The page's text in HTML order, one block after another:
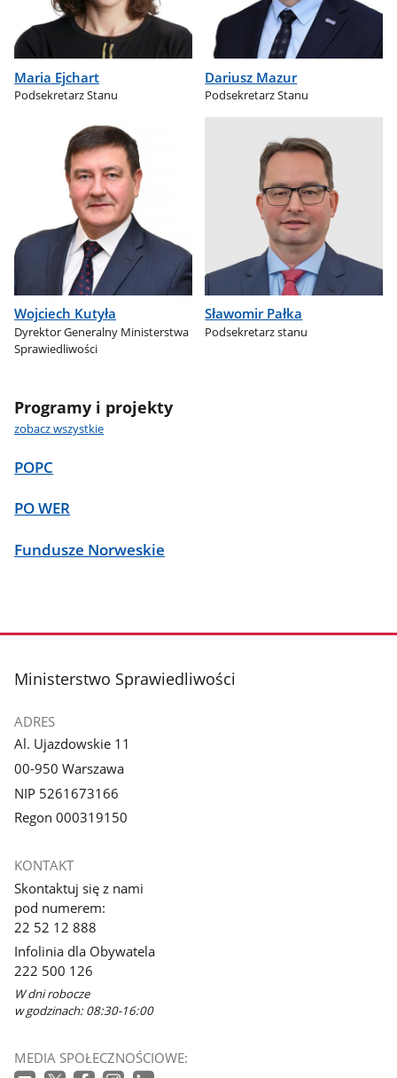
Maria Ejchart
Podsekretarz Stanu
Dariusz Mazur
Podsekretarz Stanu
Wojciech Kutyła
Dyrektor Generalny Ministerstwa
Sprawiedliwości
Sławomir Pałka
Podsekretarz stanu
Programy i projekty
zobacz wszystkie
POPC
PO WER
Fundusze Norweskie
stopka
Ministerstwo Sprawiedliwości
ADRES
Al. Ujazdowskie 11
00-950 Warszawa
NIP 5261673166
Regon 000319150
KONTAKT
Skontaktuj się z nami
pod numerem:
22 52 12 888
Infolinia dla Obywatela
222 500 126
W dni robocze
w godzinach: 08:30-16:00
MEDIA SPOŁECZNOŚCIOWE: